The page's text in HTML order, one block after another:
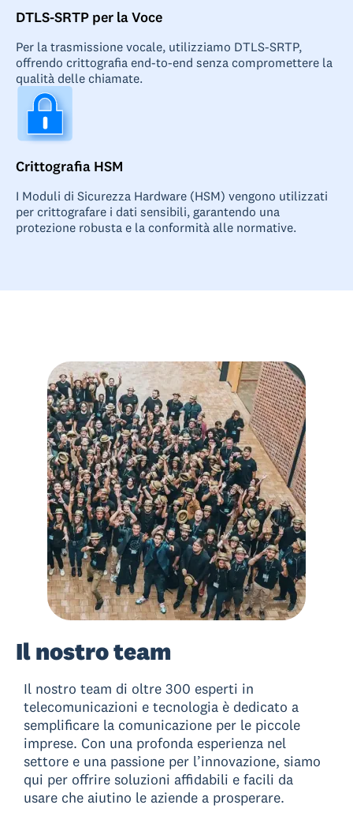
DTLS-SRTP per la Voce
Per la trasmissione vocale, utilizziamo DTLS-SRTP,
offrendo crittografia end-to-end senza compromettere la
qualità delle chiamate.
Crittografia HSM
I Moduli di Sicurezza Hardware (HSM) vengono utilizzati
per crittografare i dati sensibili, garantendo una
protezione robusta e la conformità alle normative.
Il nostro team
Il nostro team di oltre 300 esperti in
telecomunicazioni e tecnologia è dedicato a
semplificare la comunicazione per le piccole
imprese. Con una profonda esperienza nel
settore e una passione per l’innovazione, siamo
qui per offrire soluzioni affidabili e facili da
usare che aiutino le aziende a prosperare.